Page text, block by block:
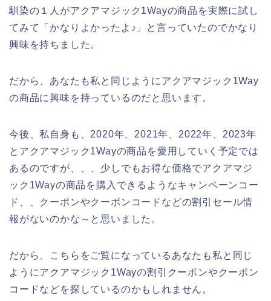
馴染の１人がアクアマジック1Wayの商品を実際に試し
てみて「かなりよかったよ♪」と言っていたのでかなり
興味を持ちました。
だから、あなたも私と同じようにアクアマジック1Way
の商品に興味を持っているのだと思います。
今後、私自身も、2020年、2021年、2022年、2023年
とアクアマジック1Wayの商品を愛用していく予定では
あるのですが、、、少しでもお得な価格でアクアマジ
ック1Wayの商品を購入できるようなキャンペーンコー
ド、、クーポンやクーポンコードなどの割引セール情
報がないのかな～と思いました。
だから、こちらをご覧になっているあなたも私と同じ
ようにアクアマジック1Wayの割引クーポンやクーポン
コードなどを探しているのかもしれません。